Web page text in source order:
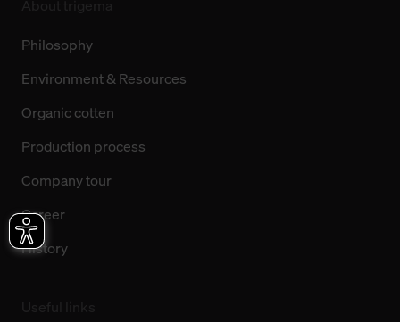
Philosophy
Environment & Resources
Organic cotten
Production process
Company tour
Career
History